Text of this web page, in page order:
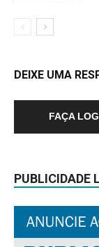
DEIXE UMA
FAÇA
PUBLICIDADE